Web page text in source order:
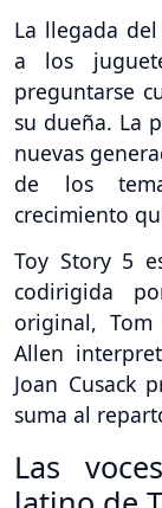
La llegada
a los
preguntarse
su dueña. La
nuevas
de los
crecimiento
Toy Story 5
codirigida
original, Tom
Allen
Joan Cusack
suma al
Las